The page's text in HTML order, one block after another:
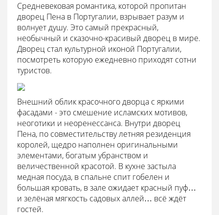
Средневековая романтика, которой пропитан
дворец Пена в Португалии, взрывает разум и
волнует душу. Это самый прекрасный,
необычный и сказочно-красивый дворец в мире.
Дворец стал культурной иконой Португалии,
посмотреть которую ежедневно приходят сотни
туристов.
Внешний облик красочного дворца с яркими
фасадами - это смешение исламских мотивов,
неоготики и неоренессанса. Внутри дворец
Пена, по совместительству летняя резиденция
королей, щедро наполнен оригинальными
элементами, богатым убранством и
величественной красотой. В кухне застыла
медная посуда, в спальне спит гобелен и
большая кровать, в зале ожидает красный пуф…
и зелёная мягкость садовых аллей… всё ждёт
гостей.